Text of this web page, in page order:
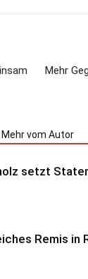
Mehr
Mehr vom Autor
setzt
Remis in